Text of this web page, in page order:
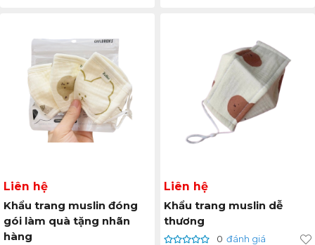
Liên hệ
Khẩu trang muslin đóng
gói làm quà tặng nhãn
hàng
Liên hệ
Khẩu trang muslin dễ
thương
0 đánh giá